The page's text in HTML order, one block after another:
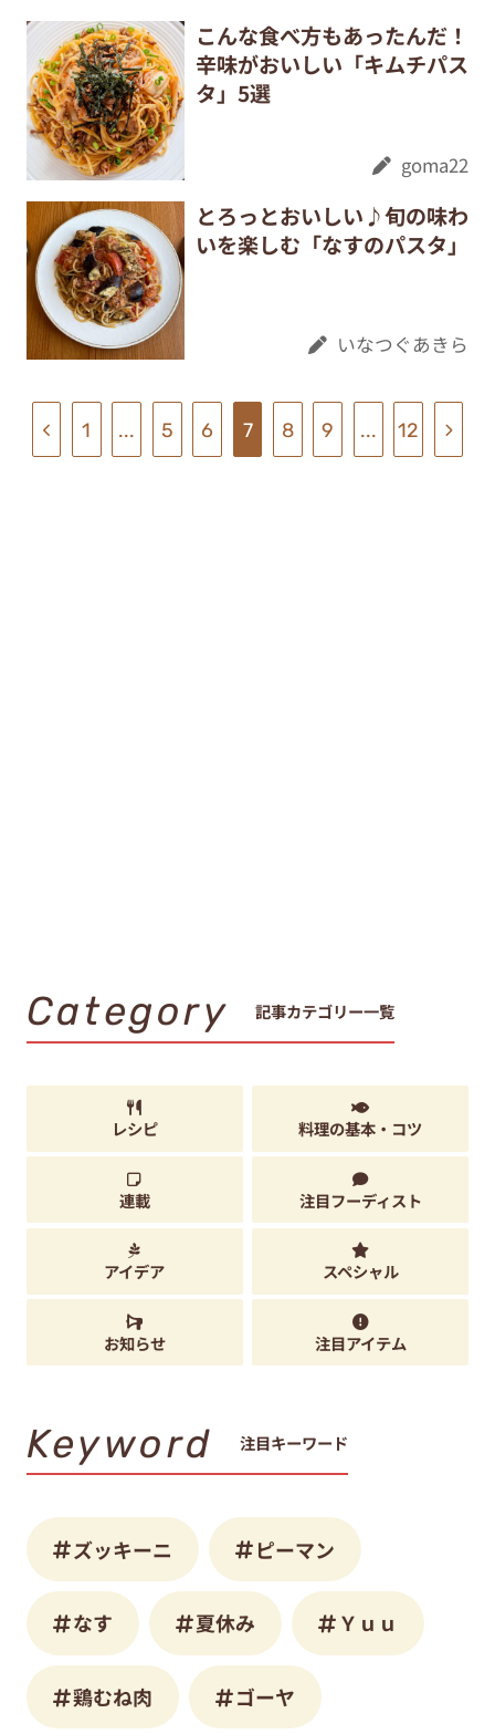
こんな食べ方もあったんだ！
辛味がおいしい「キムチパス
タ」5選
goma22
とろっとおいしい♪旬の味わ
いを楽しむ「なすのパスタ」
いなつぐあきら
1 ... 5 6 7 8 9 ... 12
Category 記事カテゴリー一覧
レシピ 料理の基本・コツ
連載 注目フーディスト
アイデア スペシャル
お知らせ 注目アイテム
Keyword 注目キーワード
ズッキーニ ピーマン
なす 夏休み Ｙｕｕ
鶏むね肉 ゴーヤ